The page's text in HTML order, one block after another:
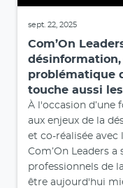
sept. 22, 2025
Com’On
problématique
touche aussi
À l'occasion
aux enjeux de la
et co-réalisée avec
Com’On Leaders
professionnels de
être aujourd'hui